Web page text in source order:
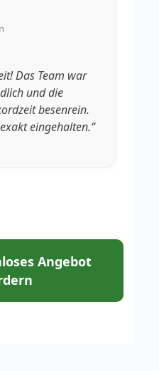
Das Team war
und die
besenrein.
eingehalten.“
Angebot